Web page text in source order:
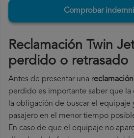
Comprobar
Reclamación Twin
perdido o retrasado
Antes de presentar una r
perdido es importante saber que la
la obligación de buscar el equipaje
pasajero en el menor tiempo
En caso de que el equipaje no